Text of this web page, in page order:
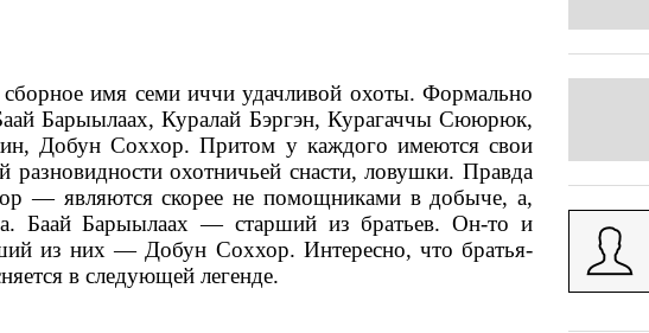
имя семи иччи удачливой охоты. Формально
Барыылаах, Куралай Бэргэн, Курагаччы Сююрюк,
Добун Соххор. Притом у каждого имеются свои
охотничьей снасти, ловушки. Правда
— являются скорее не помощниками в добыче, а,
Баай Барыылаах — старший из братьев. Он-то и
из них — Добун Соххор. Интересно, что братья-
в следующей легенде.